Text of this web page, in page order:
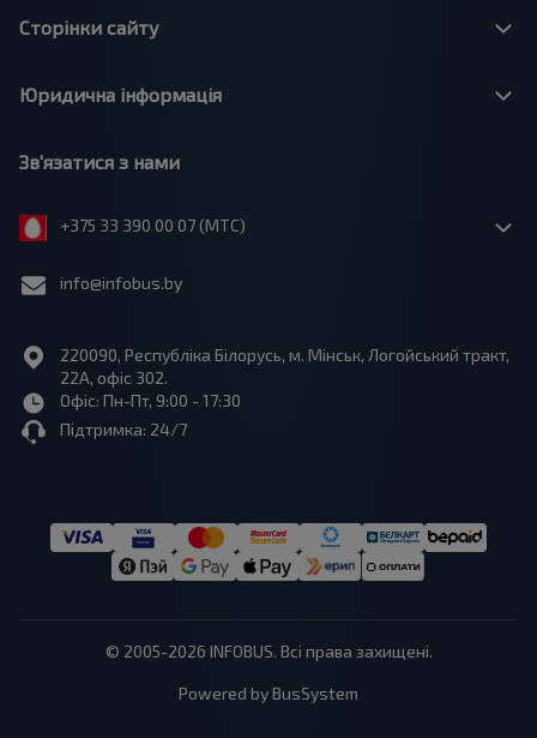
Сторінки сайту
Юридична інформація
Зв'язатися з нами
+375 33 390 00 07 (МТС)
info@infobus.by
220090, Республіка Білорусь, м. Мінськ, Логойський тракт,
22А, офіс 302.
Офіс: Пн-Пт, 9:00 - 17:30
Підтримка: 24/7
© 2005-2026 INFOBUS. Всі права захищені.
Powered by BusSystem